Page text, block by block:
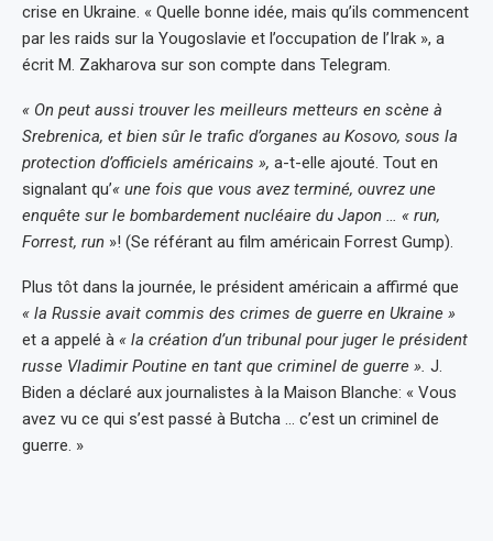
crise en Ukraine. « Quelle bonne idée, mais qu’ils commencent
par les raids sur la Yougoslavie et l’occupation de l’Irak », a
écrit M. Zakharova sur son compte dans Telegram.
« On peut aussi trouver les meilleurs metteurs en scène à
Srebrenica, et bien sûr le trafic d’organes au Kosovo, sous la
protection d’officiels américains », a-t-elle ajouté. Tout en
signalant qu’« une fois que vous avez terminé, ouvrez une
enquête sur le bombardement nucléaire du Japon … « run,
Forrest, run »! (Se référant au film américain Forrest Gump).
Plus tôt dans la journée, le président américain a affirmé que
« la Russie avait commis des crimes de guerre en Ukraine »
et a appelé à « la création d’un tribunal pour juger le président
russe Vladimir Poutine en tant que criminel de guerre ». J.
Biden a déclaré aux journalistes à la Maison Blanche: « Vous
avez vu ce qui s’est passé à Butcha … c’est un criminel de
guerre. »